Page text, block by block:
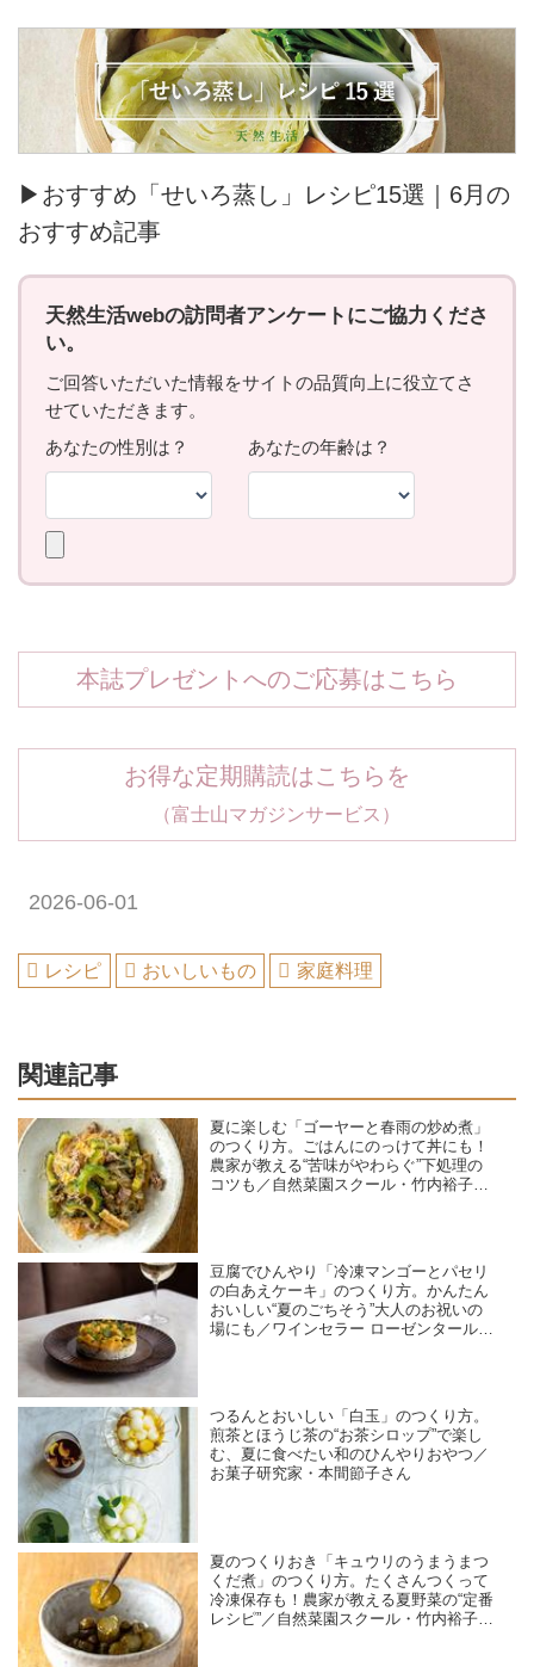
▶おすすめ「せいろ蒸し」レシピ15選｜6月の
おすすめ記事
本誌プレゼントへのご応募はこちら
お得な定期購読はこちらを
（富士山マガジンサービス）
2026-06-01
レシピ おいしいもの 家庭料理
関連記事
夏に楽しむ「ゴーヤーと春雨の炒め煮」
のつくり方。ごはんにのっけて丼にも！
農家が教える“苦味がやわらぐ”下処理の
コツも／自然菜園スクール・竹内裕子さ
豆腐でひんやり「冷凍マンゴーとパセリ
の白あえケーキ」のつくり方。かんたん
おいしい“夏のごちそう”大人のお祝いの
場にも／ワインセラー ローゼンタール・
つるんとおいしい「白玉」のつくり方。
煎茶とほうじ茶の“お茶シロップ”で楽し
む、夏に食べたい和のひんやりおやつ／
お菓子研究家・本間節子さん
夏のつくりおき「キュウリのうまうまつ
くだ煮」のつくり方。たくさんつくって
冷凍保存も！農家が教える夏野菜の“定番
レシピ”／自然菜園スクール・竹内裕子さ